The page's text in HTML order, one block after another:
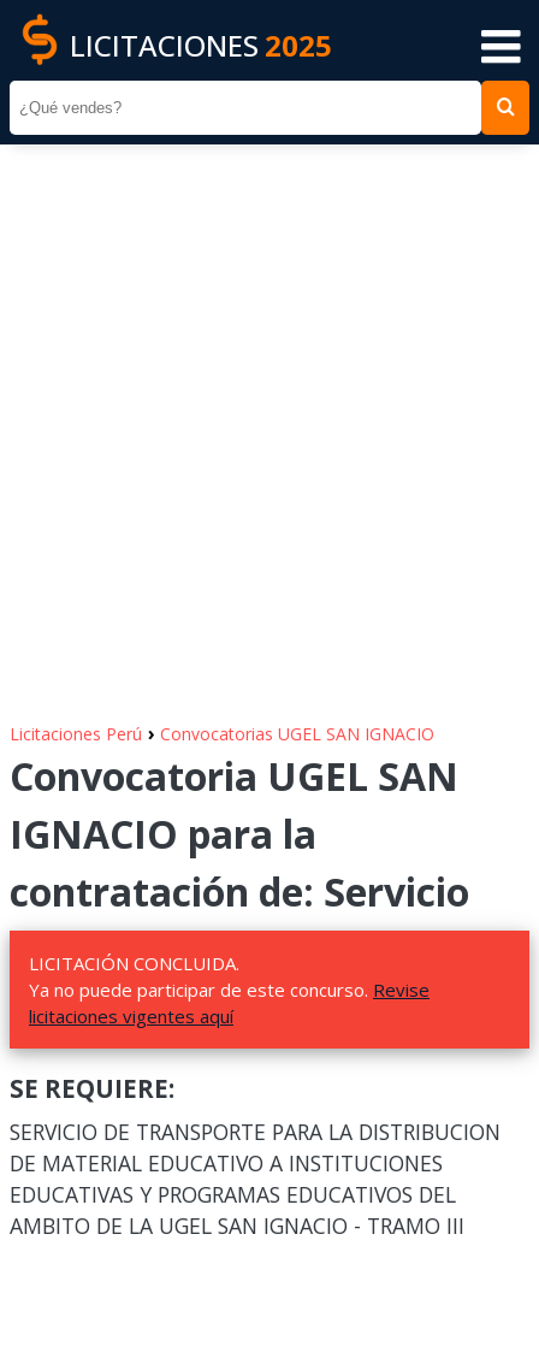
LICITACIONES 2025
Licitaciones Perú › Convocatorias UGEL SAN IGNACIO
Convocatoria UGEL SAN
IGNACIO para la
contratación de: Servicio
LICITACIÓN CONCLUIDA.
Ya no puede participar de este concurso. Revise
licitaciones vigentes aquí
SE REQUIERE:
SERVICIO DE TRANSPORTE PARA LA DISTRIBUCION
DE MATERIAL EDUCATIVO A INSTITUCIONES
EDUCATIVAS Y PROGRAMAS EDUCATIVOS DEL
AMBITO DE LA UGEL SAN IGNACIO - TRAMO III